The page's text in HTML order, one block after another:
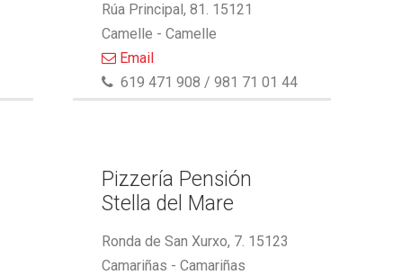
Rúa Principal, 81. 15121
Camelle - Camelle
Email
619 471 908 / 981 71 01 44
Pizzería Pensión
Stella del Mare
Ronda de San Xurxo, 7. 15123
Camariñas - Camariñas